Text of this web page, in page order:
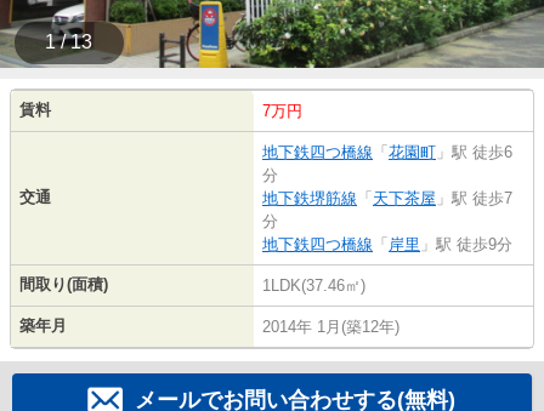
1 / 13
賃料 7万円
交通
地下鉄四つ橋線 「 花園町 」駅 徒歩6
分
地下鉄堺筋線 「 天下茶屋 」駅 徒歩7
分
地下鉄四つ橋線 「 岸里 」駅 徒歩9分
間取り(面積) 1LDK(37.46㎡)
築年月 2014年 1月(築12年)
メールでお問い合わせする(無料)